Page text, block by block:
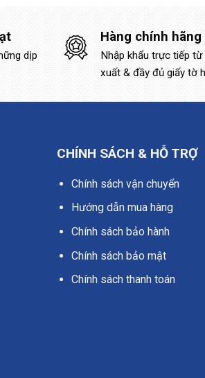
dịp
Hàng chính hãng
Nhập khẩu trực tiếp từ
xuất & đầy đủ giấy tờ
CHÍNH SÁCH & HỖ TRỢ
Chính sách vận chuyển
Hướng dẫn mua hàng
Chính sách bảo hành
Chính sách bảo mật
Chính sách thanh toán